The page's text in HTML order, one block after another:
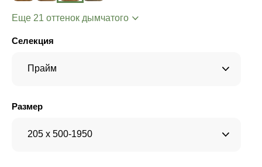
Еще 21 оттенок дымчатого
Селекция
Прайм
Размер
205 x 500-1950